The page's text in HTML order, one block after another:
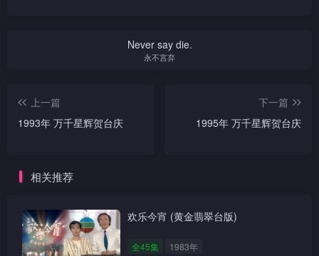
Never say die.
永不言弃
上一篇
1993年 万千星辉贺台庆
下一篇
1995年 万千星辉贺台庆
相关推荐
欢乐今宵 (黄金翡翠台版)
全45集 1983年